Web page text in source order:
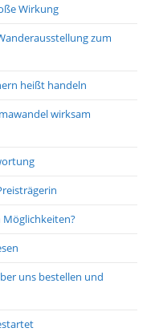
Wirkung
zum
heißt handeln
wirksam
Möglichkeiten?
uns bestellen und